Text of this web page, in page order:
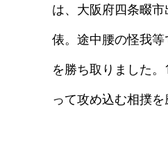
は、大阪府四条畷
俵。途中腰の怪我
を勝ち取りました
って攻め込む相撲